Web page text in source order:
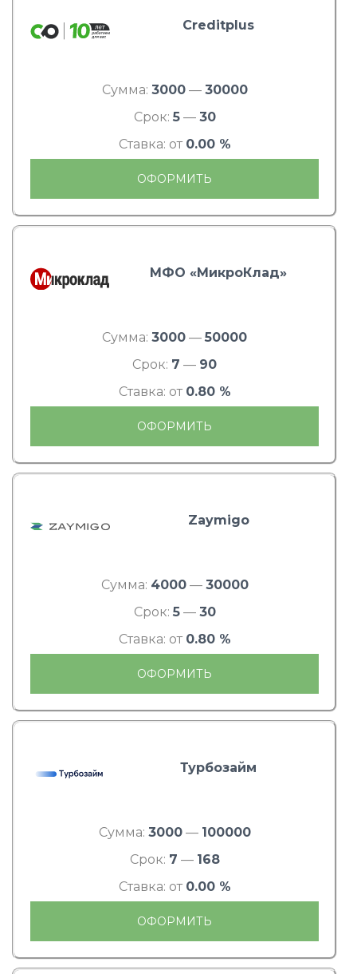
Creditplus
Сумма: 3000— 30000
Срок: 5— 30
Ставка: от 0.00 %
ОФОРМИТЬ
МФО «МикроКлад»
Сумма: 3000 — 50000
Срок: 7 — 90
Ставка: от 0.80 %
ОФОРМИТЬ
Zaymigo
Сумма: 4000— 30000
Срок: 5— 30
Ставка: от 0.80 %
ОФОРМИТЬ
Турбозайм
Сумма: 3000— 100000
Срок: 7 — 168
Ставка: от 0.00 %
ОФОРМИТЬ